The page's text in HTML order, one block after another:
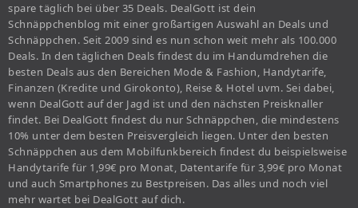
spare täglich bei über 35 Deals. DealGott ist dein
Schnäppchenblog mit einer großartigen Auswahl an Deals und
Schnäppchen. Seit 2009 sind es nun schon weit mehr als 100.000
Deals. In den täglichen Deals findest du im Handumdrehen die
besten Deals aus den Bereichen Mode & Fashion, Handytarife,
Finanzen (Kredite und Girokonto), Reise & Hotel uvm. Sei dabei,
wenn DealGott auf der Jagd ist und den nächsten Preisknaller
findet. Bei DealGott findest du nur Schnäppchen, die mindestens
10% unter dem besten Preisvergleich liegen. Unter den besten
Schnäppchen aus dem Mobilfunkbereich findest du beispielsweise
Handytarife für 1,99€ pro Monat, Datentarife für 3,99€ pro Monat
und auch Smartphones zu Bestpreisen. Das alles und noch viel
mehr wartet bei DealGott auf dich.